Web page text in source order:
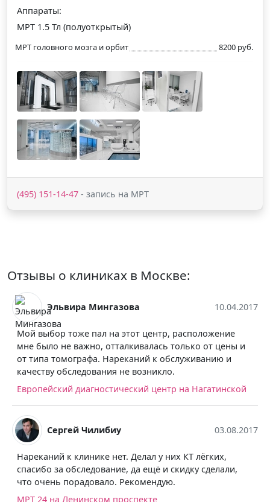
Аппараты:
МРТ 1.5 Тл (полуоткрытый)
МРТ головного мозга и орбит 8200 руб.
(495) 151-14-47 - запись на МРТ
Отзывы о клиниках в Москве:
10.04.2017
расположение
только от цены и
к обслуживанию и
центр на Нагатинской
03.08.2017
у них КТ лёгких,
и скидку сделали,
Олеся Дроздова
После выхода в ремиссию раз
прохожу МРТ мозга для
диагностики, в третий раз
Нагатинской. Уже привыкла к
очень вызывает у меня
ломят цену на сканирование с
другом центре делала-
уважением, Олеся Дроздова.
Европейский диагностический